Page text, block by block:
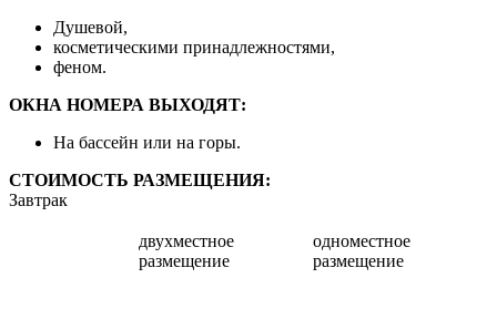
Душевой,
косметическими принадлежностями,
феном.
ОКНА НОМЕРА ВЫХОДЯТ:
На бассейн или на горы.
СТОИМОСТЬ РАЗМЕЩЕНИЯ:
Завтрак
двухместное
размещение
одноместное
размещение